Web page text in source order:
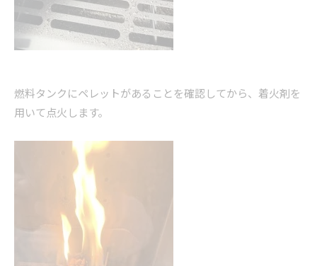
燃料タンクにペレットがあることを確認してから、着火剤を
用いて点火します。